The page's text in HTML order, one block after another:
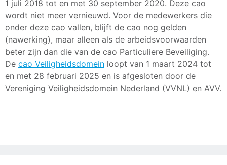
1 juli 2018 tot en met 30 september 2020. Deze cao
wordt niet meer vernieuwd. Voor de medewerkers die
onder deze cao vallen, blijft de cao nog gelden
(nawerking), maar alleen als de arbeidsvoorwaarden
beter zijn dan die van de cao Particuliere Beveiliging.
De cao Veiligheidsdomein loopt van 1 maart 2024 tot
en met 28 februari 2025 en is afgesloten door de
Vereniging Veiligheidsdomein Nederland (VVNL) en AVV.